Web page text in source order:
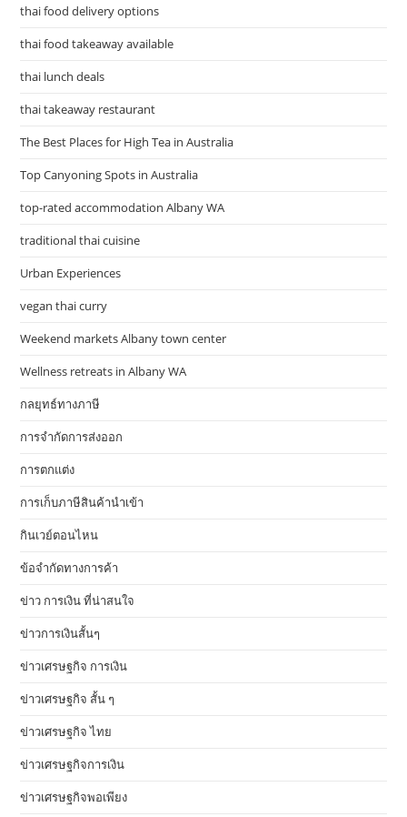
thai food delivery options
thai food takeaway available
thai lunch deals
thai takeaway restaurant
The Best Places for High Tea in Australia
Top Canyoning Spots in Australia
top-rated accommodation Albany WA
traditional thai cuisine
Urban Experiences
vegan thai curry
Weekend markets Albany town center
Wellness retreats in Albany WA
กลยุทธ์ทางภาษี
การจำกัดการส่งออก
การตกแต่ง
การเก็บภาษีสินค้านำเข้า
กินเวย์ตอนไหน
ข้อจำกัดทางการค้า
ข่าว การเงิน ที่น่าสนใจ
ข่าวการเงินสั้นๆ
ข่าวเศรษฐกิจ การเงิน
ข่าวเศรษฐกิจ สั้น ๆ
ข่าวเศรษฐกิจ ไทย
ข่าวเศรษฐกิจการเงิน
ข่าวเศรษฐกิจพอเพียง